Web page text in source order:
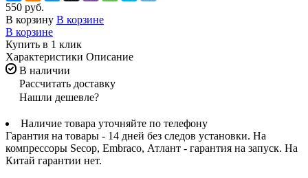
550 руб.
В корзину В корзине
В корзине
Купить в 1 клик
Характеристики Описание
В наличии
Рассчитать доставку
Нашли дешевле?
Наличие товара уточняйте по телефону
Гарантия на товары - 14 дней без следов установки. На
компрессоры Secop, Embraco, Атлант - гарантия на запуск. На
Китай гарантии нет.